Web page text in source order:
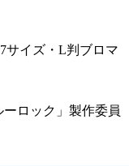
サイズ・L判ブロマ
ロック」製作委員